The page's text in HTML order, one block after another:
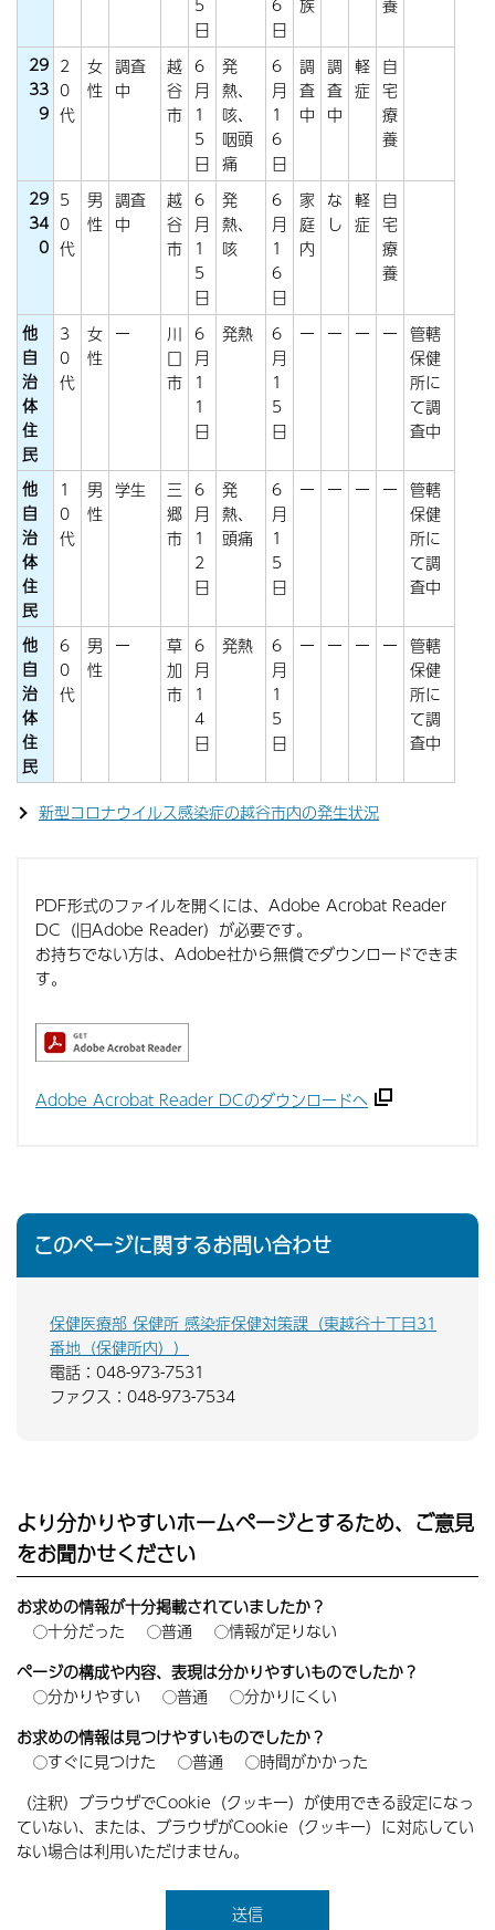
日
日
29
33
9
2
0
代
女
性
調査
中
越
谷
市
6
月
1
5
日
発
熱、
咳、
咽頭
痛
6
月
1
6
日
調
査
中
調
査
中
軽
症
自
宅
療
養
29
34
0
5
0
代
男
性
調査
中
越
谷
市
6
月
1
5
日
発
熱、
咳
6
月
1
6
日
家
庭
内
な
し
軽
症
自
宅
療
養
他
自
治
体
住
民
3
0
代
女
性
ー
川
口
市
6
月
1
1
日
発熱
6
月
1
5
日
ー ー ー ー 管轄
保健
所に
て調
査中
他
自
治
体
住
民
1
0
代
男
性
学生
三
郷
市
6
月
1
2
日
発
熱、
頭痛
6
月
1
5
日
ー ー ー ー 管轄
保健
所に
て調
査中
他
自
治
体
住
民
6
0
代
男
性
ー
草
加
市
6
月
1
4
日
発熱
6
月
1
5
日
ー ー ー ー 管轄
保健
所に
て調
査中
新型コロナウイルス感染症の越谷市内の発生状況
PDF形式のファイルを開くには、Adobe Acrobat Reader
DC（旧Adobe Reader）が必要です。
お持ちでない方は、Adobe社から無償でダウンロードできま
す。
Adobe Acrobat Reader DCのダウンロードへ
このページに関するお問い合わせ
保健医療部 保健所 感染症保健対策課（東越谷十丁目31
番地（保健所内））
電話：048-973-7531
ファクス：048-973-7534
より分かりやすいホームページとするため、ご意見
をお聞かせください
お求めの情報が十分掲載されていましたか？
十分だった
普通
情報が足りない
ページの構成や内容、表現は分かりやすいものでしたか？
分かりやすい
普通
分かりにくい
お求めの情報は見つけやすいものでしたか？
すぐに見つけた
普通
時間がかかった
（注釈）ブラウザでCookie（クッキー）が使用できる設定になっ
ていない、または、ブラウザがCookie（クッキー）に対応してい
ない場合は利用いただけません。